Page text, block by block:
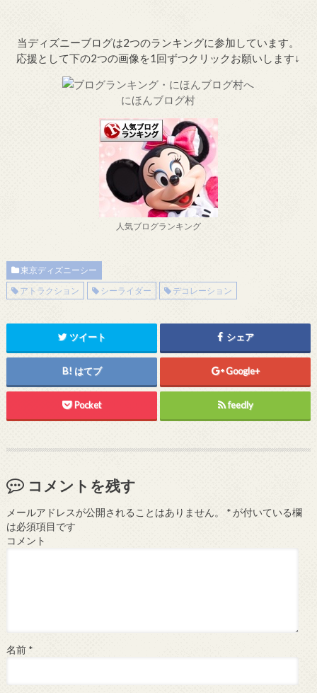
当ディズニーブログは2つのランキングに参加しています。
応援として下の2つの画像を1回ずつクリックお願いします↓
にほんブログ村
人気ブログランキング
東京ディズニーシー
アトラクション
シーライダー デコレーション
ツイート シェア
はてブ Google+
Pocket feedly
コメントを残す
メールアドレスが公開されることはありません。 *が付いている欄
は必須項目です
コメント
名前 *